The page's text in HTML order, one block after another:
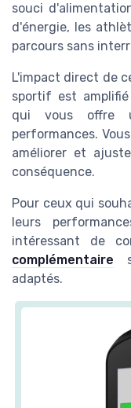
souci
d'énergie, les
parcours sans
L'impact direct de
sportif est
qui vous offre
performances.
améliorer et
conséquence.
Pour ceux qui
leurs
intéressant de
complémentaire
adaptés.